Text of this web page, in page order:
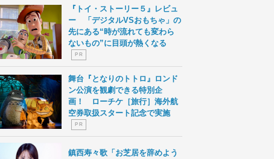
『トイ・ストーリー５』レビュ
ー 「デジタルVSおもちゃ」の
先にある“時が流れても変わら
ないもの”に目頭が熱くなる
P R
舞台『となりのトトロ』ロンド
ン公演を観劇できる特別企
画！ ローチケ［旅行］海外航
空券取扱スタート記念で実施
P R
鎮西寿々歌「お芝居を辞めよう